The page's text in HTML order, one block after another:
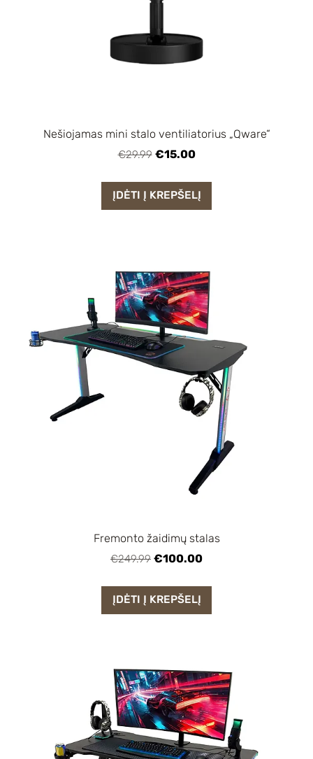
Nešiojamas mini stalo ventiliatorius „Qware“
€29.99 €15.00
ĮDĖTI Į KREPŠELĮ
Fremonto žaidimų stalas
€249.99 €100.00
ĮDĖTI Į KREPŠELĮ